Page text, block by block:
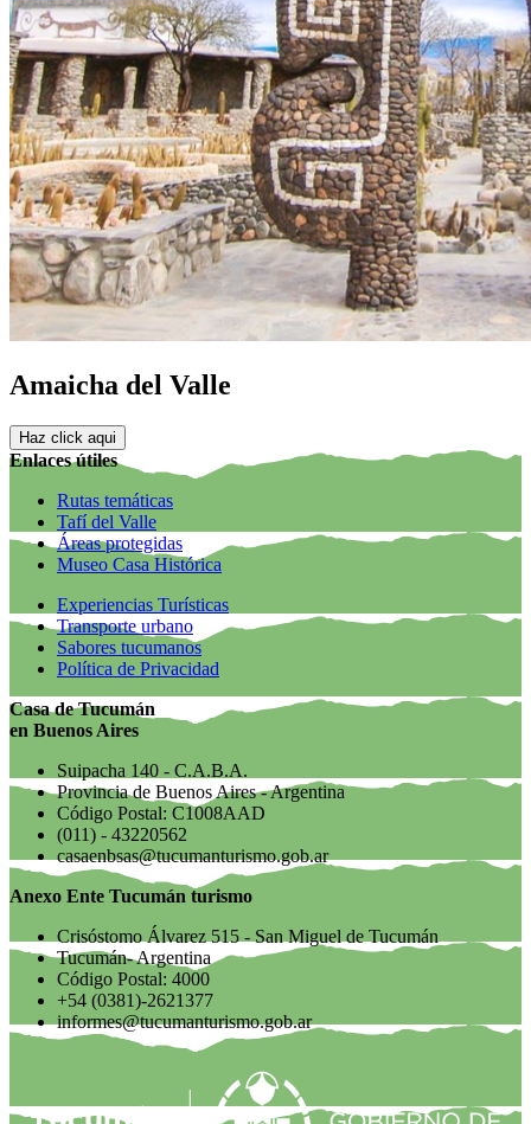
Amaicha del Valle
Haz click aqui
Enlaces útiles
Rutas temáticas
Tafí del Valle
Áreas protegidas
Museo Casa Histórica
Experiencias Turísticas
Transporte urbano
Sabores tucumanos
Política de Privacidad
Casa de Tucumán
en Buenos Aires
Suipacha 140 - C.A.B.A.
Provincia de Buenos Aires - Argentina
Código Postal: C1008AAD
(011) - 43220562
casaenbsas@tucumanturismo.gob.ar
Anexo Ente Tucumán turismo
Crisóstomo Álvarez 515 - San Miguel de Tucumán
Tucumán- Argentina
Código Postal: 4000
+54 (0381)-2621377
informes@tucumanturismo.gob.ar